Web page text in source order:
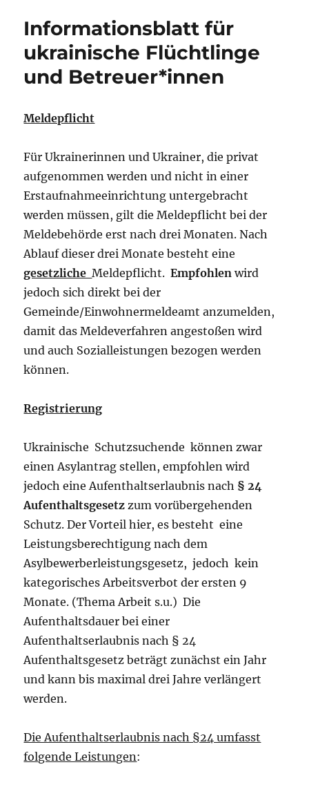
Informationsblatt für
ukrainische Flüchtlinge
und Betreuer*innen
Meldepflicht
Für Ukrainerinnen und Ukrainer, die privat
aufgenommen werden und nicht in einer
Erstaufnahmeeinrichtung untergebracht
werden müssen, gilt die Meldepflicht bei der
Meldebehörde erst nach drei Monaten. Nach
Ablauf dieser drei Monate besteht eine
gesetzlicheMeldepflicht.Empfohlenwird
jedoch sich direkt bei der
Gemeinde/Einwohnermeldeamt anzumelden,
damit das Meldeverfahren angestoßen wird
und auch Sozialleistungen bezogen werden
können.
Registrierung
Ukrainische Schutzsuchende können zwar
einen Asylantrag stellen, empfohlen wird
jedoch eine Aufenthaltserlaubnis nach § 24
Aufenthaltsgesetz zum vorübergehenden
Schutz. Der Vorteil hier, es besteht eine
Leistungsberechtigung nach dem
Asylbewerberleistungsgesetz, jedoch kein
kategorisches Arbeitsverbot der ersten 9
Monate. (Thema Arbeit s.u.) Die
Aufenthaltsdauer bei einer
Aufenthaltserlaubnis nach § 24
Aufenthaltsgesetz beträgt zunächst ein Jahr
und kann bis maximal drei Jahre verlängert
werden.
Die Aufenthaltserlaubnis nach §24 umfasst
folgende Leistungen: